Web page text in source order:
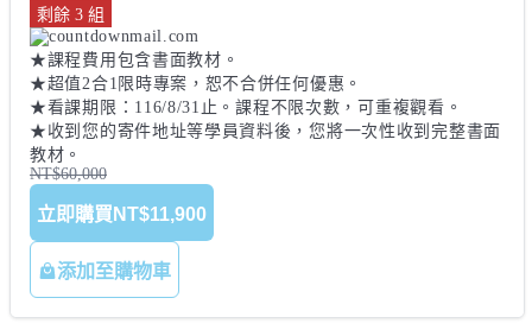
剩餘 3 組
★課程費用包含書面教材。
★超值2合1限時專案，恕不合併任何優惠。
★看課期限：116/8/31止。課程不限次數，可重複觀看。
★收到您的寄件地址等學員資料後，您將一次性收到完整書面
教材。
NT$60,000
立即購買 NT$11,900
添加至購物車